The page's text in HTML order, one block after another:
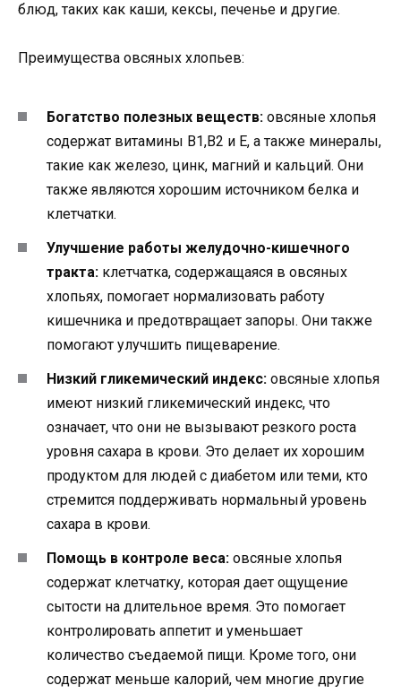
блюд, таких как каши, кексы, печенье и другие.
Преимущества овсяных хлопьев:
Богатство полезных веществ: овсяные хлопья
содержат витамины B1,B2 и E, а также минералы,
такие как железо, цинк, магний и кальций. Они
также являются хорошим источником белка и
клетчатки.
Улучшение работы желудочно-кишечного
тракта: клетчатка, содержащаяся в овсяных
хлопьях, помогает нормализовать работу
кишечника и предотвращает запоры. Они также
помогают улучшить пищеварение.
Низкий гликемический индекс: овсяные хлопья
имеют низкий гликемический индекс, что
означает, что они не вызывают резкого роста
уровня сахара в крови. Это делает их хорошим
продуктом для людей с диабетом или теми, кто
стремится поддерживать нормальный уровень
сахара в крови.
Помощь в контроле веса: овсяные хлопья
содержат клетчатку, которая дает ощущение
сытости на длительное время. Это помогает
контролировать аппетит и уменьшает
количество съедаемой пищи. Кроме того, они
содержат меньше калорий, чем многие другие